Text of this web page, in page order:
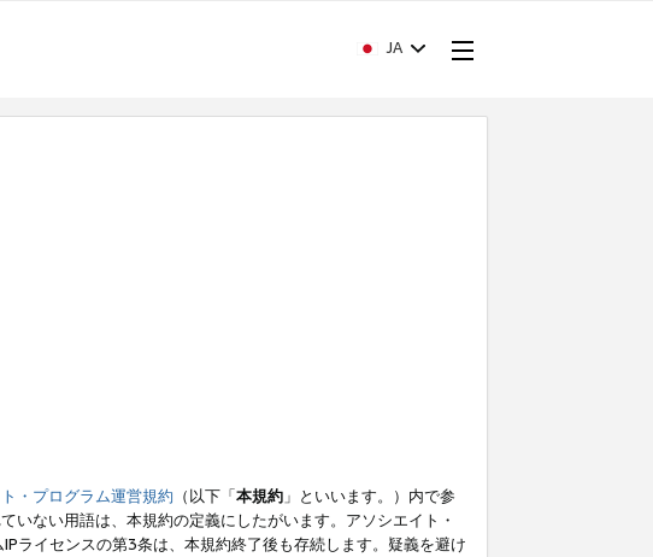
JA
・プログラム運営規約 （以下「本規約 」といいます。）内で参
ない用語は、本規約の定義にしたがいます。アソシエイト・
ライセンスの第3条は、本規約終了後も存続します。疑義を避け